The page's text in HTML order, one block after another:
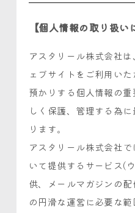
【個人情報の取り扱い
アスタリール株式会社
ェブサイトをご利用い
預かりする個人情報の
しく保護、管理する為
ります。
アスタリール株式会社
いて提供するサービス(
供、メールマガジンの
の円滑な運営に必要な